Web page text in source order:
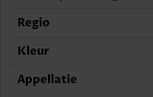
Regio
Kleur
Appellatie